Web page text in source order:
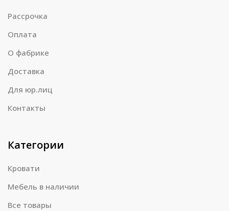
Рассрочка
Оплата
О фабрике
Доставка
Для юр.лиц
Контакты
Категории
Кровати
Мебель в наличии
Все товары